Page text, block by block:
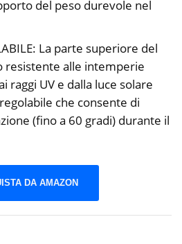
del peso durevole nel
La parte superiore del
resistente alle intemperie
raggi UV e dalla luce solare
che consente di
(fino a 60 gradi) durante il
DA AMAZON